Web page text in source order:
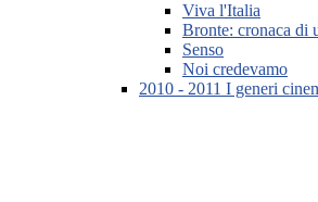
Viva l'Italia
Bronte: cronaca di
Senso
Noi credevamo
2010 - 2011 I generi